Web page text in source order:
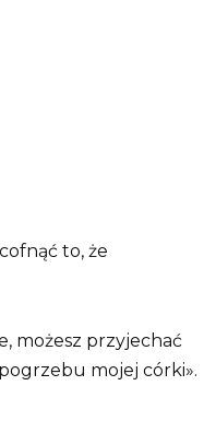
to, że
możesz przyjechać
mojej córki».